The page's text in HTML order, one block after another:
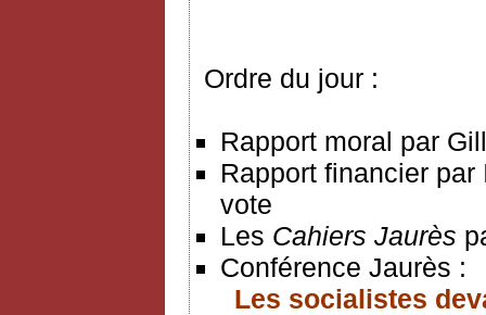
Ordre du jour :
Rapport moral par
Rapport financier
vote
Les Cahiers Jaurès
Conférence Jaurès :
Les socialistes